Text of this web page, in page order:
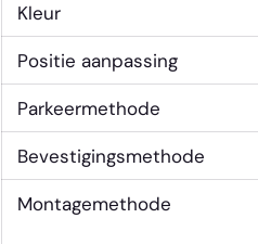
Kleur
Positie aanpassing
Parkeermethode
Bevestigingsmethode
Montagemethode